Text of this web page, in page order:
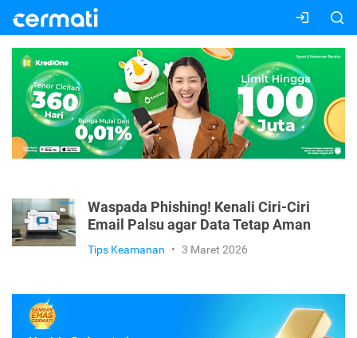
Waspada Phishing! Kenali Ciri-Ciri
Email Palsu agar Data Tetap Aman
Tips Keamanan • 3 Maret 2026